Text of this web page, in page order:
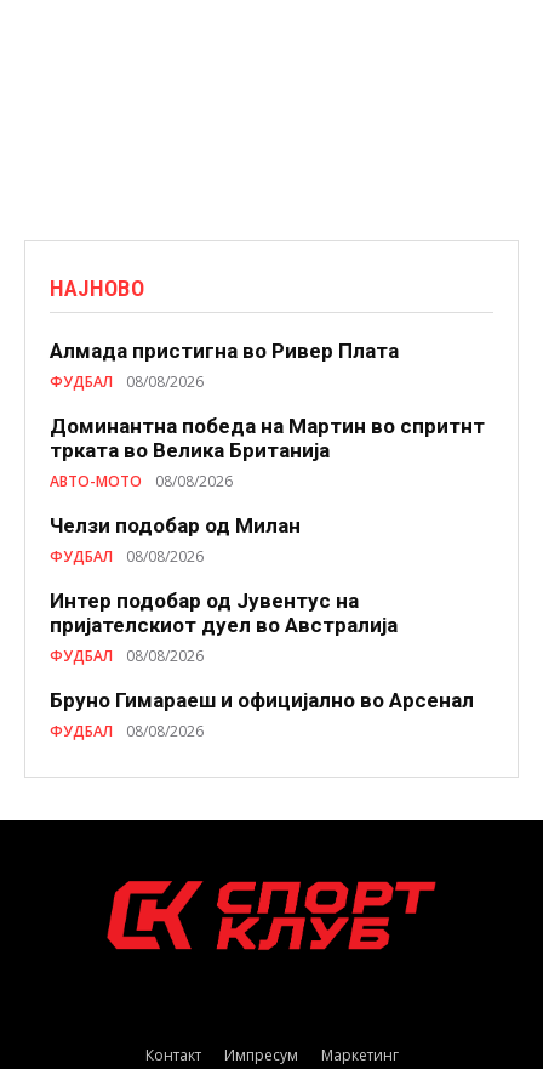
НАЈНОВО
Алмада пристигна во Ривер Плата
ФУДБАЛ 08/08/2026
Доминантна победа на Мартин во спритнт
трката во Велика Британија
АВТО-МОТО 08/08/2026
Челзи подобaр од Милан
ФУДБАЛ 08/08/2026
Интер подобар од Јувентус на
пријателскиот дуел во Австралија
ФУДБАЛ 08/08/2026
Бруно Гимараеш и официјално во Арсенал
ФУДБАЛ 08/08/2026
Контакт Импресум Маркетинг